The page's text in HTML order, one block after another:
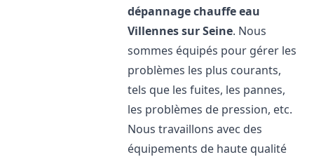
dépannage chauffe eau
Villennes sur Seine. Nous
sommes équipés pour gérer les
problèmes les plus courants,
tels que les fuites, les pannes,
les problèmes de pression, etc.
Nous travaillons avec des
équipements de haute qualité